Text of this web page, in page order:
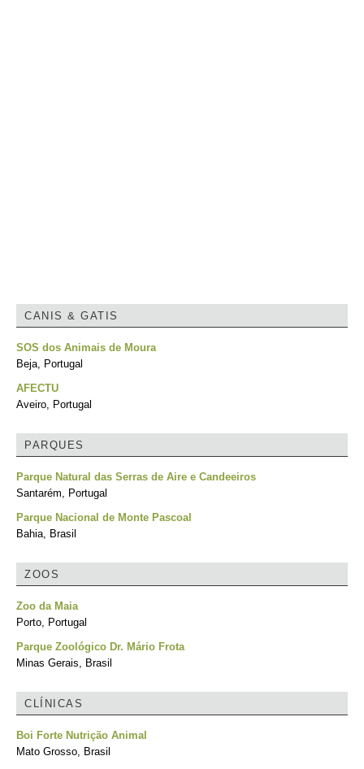
CANIS & GATIS
SOS dos Animais de Moura
Beja, Portugal
AFECTU
Aveiro, Portugal
PARQUES
Parque Natural das Serras de Aire e Candeeiros
Santarém, Portugal
Parque Nacional de Monte Pascoal
Bahia, Brasil
ZOOS
Zoo da Maia
Porto, Portugal
Parque Zoológico Dr. Mário Frota
Minas Gerais, Brasil
CLÍNICAS
Boi Forte Nutrição Animal
Mato Grosso, Brasil